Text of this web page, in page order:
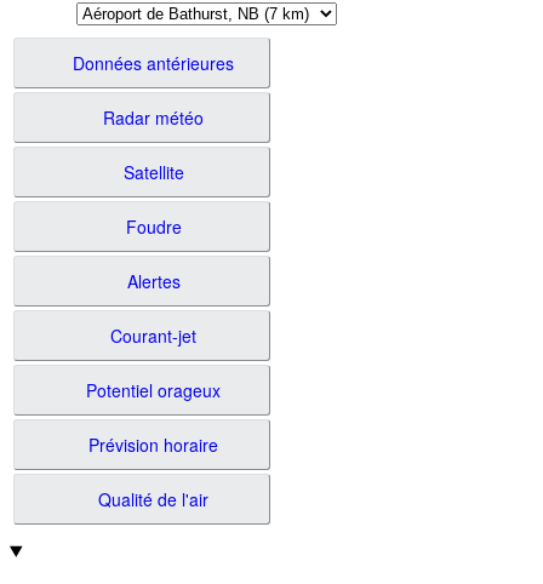
Données antérieures
Radar météo
Satellite
Foudre
Alertes
Courant-jet
Potentiel orageux
Prévision horaire
Qualité de l'air